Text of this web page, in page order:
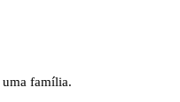
uma família.